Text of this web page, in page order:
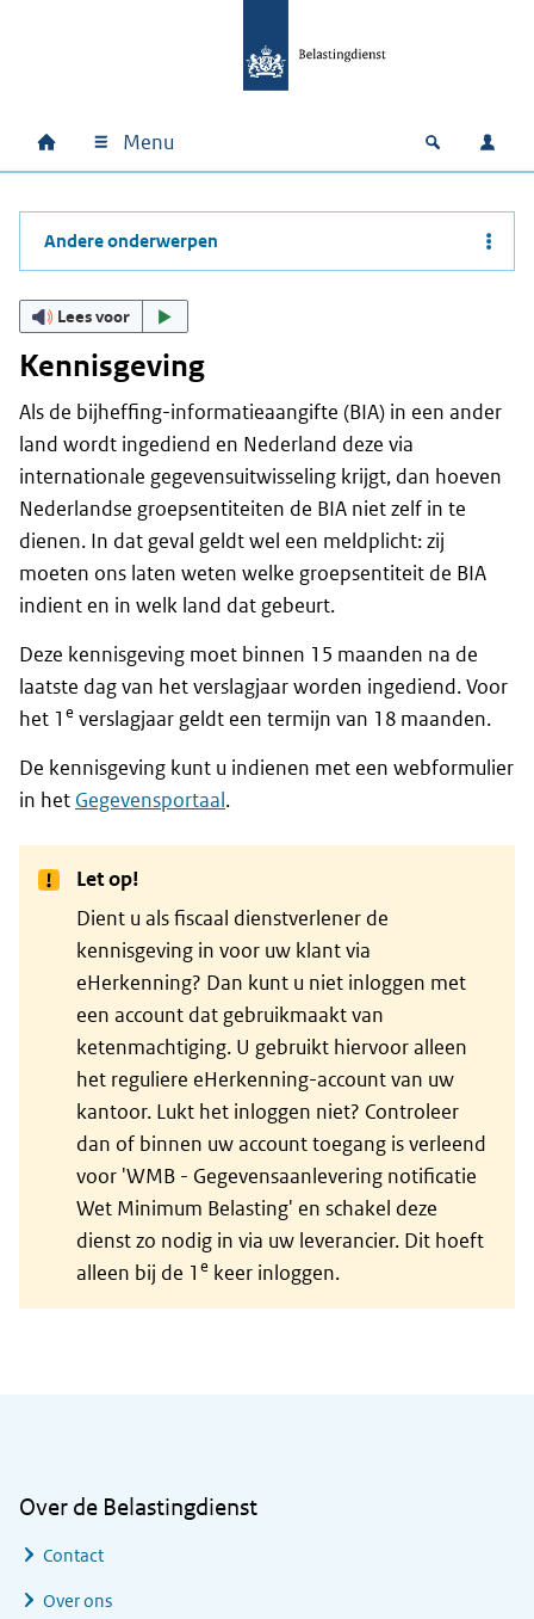
Hoofdnavigatie
Home Menu Open
Andere onderwerpen
Lees voor
Kennisgeving
Als de bijheffing-informatieaangifte (BIA) in een ander
land wordt ingediend en Nederland deze via
internationale gegevensuitwisseling krijgt, dan hoeven
Nederlandse groepsentiteiten de BIA niet zelf in te
dienen. In dat geval geldt wel een meldplicht: zij
moeten ons laten weten welke groepsentiteit de BIA
indient en in welk land dat gebeurt.
Deze kennisgeving moet binnen 15 maanden na de
laatste dag van het verslagjaar worden ingediend. Voor
het 1 e verslagjaar geldt een termijn van 18 maanden.
De kennisgeving kunt u indienen met een webformulier
in het Gegevensportaal.
Let op!
Dient u als fiscaal dienstverlener de
kennisgeving in voor uw klant via
eHerkenning? Dan kunt u niet inloggen met
een account dat gebruikmaakt van
ketenmachtiging. U gebruikt hiervoor alleen
het reguliere eHerkenning-account van uw
kantoor. Lukt het inloggen niet? Controleer
dan of binnen uw account toegang is verleend
voor 'WMB - Gegevensaanlevering notificatie
Wet Minimum Belasting' en schakel deze
dienst zo nodig in via uw leverancier. Dit hoeft
alleen bij de 1 e keer inloggen.
Over de Belastingdienst
Contact
Over ons